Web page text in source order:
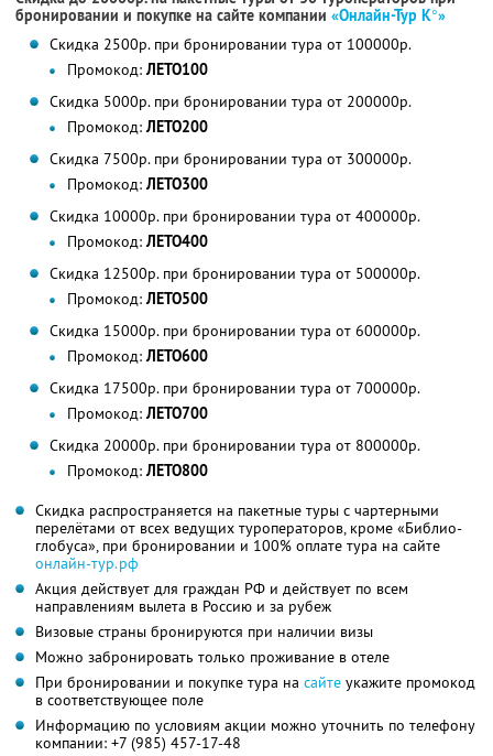
бронировании и покупке на сайте компании «Онлайн-Тур К°»
Скидка 2500р. при бронировании тура от 100000р.
Промокод:ЛЕТО100
Скидка 5000р. при бронировании тура от 200000р.
Промокод:ЛЕТО200
Скидка 7500р. при бронировании тура от 300000р.
Промокод:ЛЕТО300
Скидка 10000р. при бронировании тура от 400000р.
Промокод:ЛЕТО400
Скидка 12500р. при бронировании тура от 500000р.
Промокод:ЛЕТО500
Скидка 15000р. при бронировании тура от 600000р.
Промокод:ЛЕТО600
Скидка 17500р. при бронировании тура от 700000р.
Промокод:ЛЕТО700
Скидка 20000р. при бронировании тура от 800000р.
Промокод:ЛЕТО800
Скидка распространяется на пакетные туры с чартерными
перелётами от всех ведущих туроператоров, кроме «Библио-
глобуса», при бронировании и 100% оплате тура на сайте
онлайн-тур.рф
Акция действует для граждан РФ и действует по всем
направлениям вылета в Россию и за рубеж
Визовые страны бронируются при наличии визы
Можно забронировать только проживание в отеле
При бронировании и покупке тура на сайте укажите промокод
в соответствующее поле
Информацию по условиям акции можно уточнить по телефону
компании: +7 (985) 457-17-48